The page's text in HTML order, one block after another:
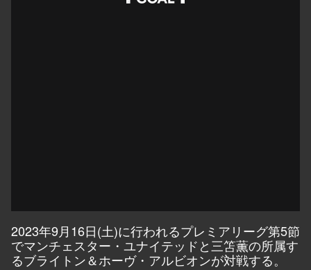
2023年9月16日(土)に行われるプレミアリーグ第5節
でマンチェスター・ユナイテッドと三笘薫の所属す
るブライトン＆ホーヴ・アルビオンが対戦する。